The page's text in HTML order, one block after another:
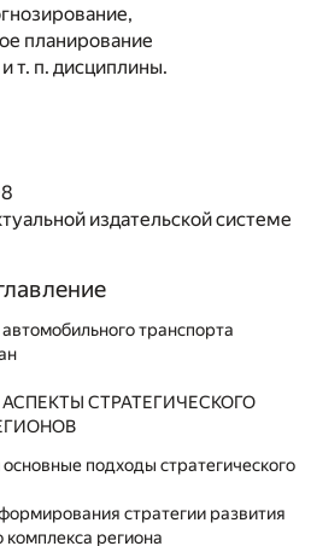
планирование
т. п. дисциплины.
издательской системе
транспорта
СТРАТЕГИЧЕСКОГО
основные подходы стратегического
стратегии развития
комплекса региона